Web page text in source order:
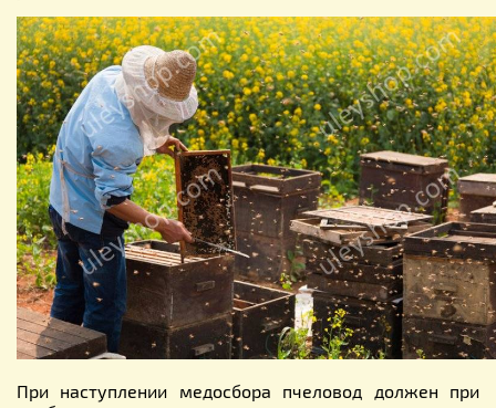
При наступлении медосбора пчеловод должен при